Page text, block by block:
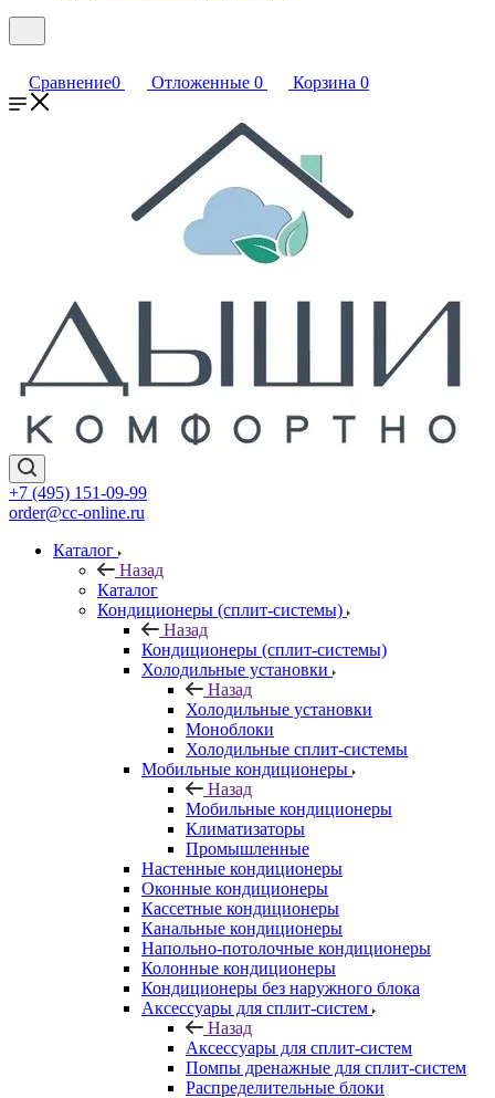
Сравнение0 Отложенные 0 Корзина 0
+7 (495) 151-09-99
order@cc-online.ru
Каталог
Назад
Каталог
Кондиционеры (сплит-системы)
Назад
Кондиционеры (сплит-системы)
Холодильные установки
Назад
Холодильные установки
Моноблоки
Холодильные сплит-системы
Мобильные кондиционеры
Назад
Мобильные кондиционеры
Климатизаторы
Промышленные
Настенные кондиционеры
Оконные кондиционеры
Кассетные кондиционеры
Канальные кондиционеры
Напольно-потолочные кондиционеры
Колонные кондиционеры
Кондиционеры без наружного блока
Аксессуары для сплит-систем
Назад
Аксессуары для сплит-систем
Помпы дренажные для сплит-систем
Распределительные блоки